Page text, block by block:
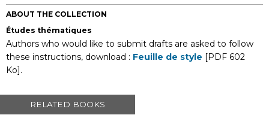
ABOUT THE COLLECTION
Études thématiques
Authors who would like to submit drafts are asked to follow
these instructions, download : Feuille de style [PDF 602
Ko].
RELATED BOOKS